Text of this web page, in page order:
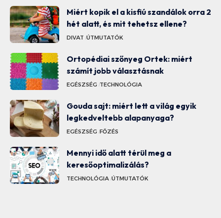
Miért kopik el a kisfiú szandálok orra 2
hét alatt, és mit tehetsz ellene?
DIVAT ÚTMUTATÓK
Ortopédiai szőnyeg Ortek: miért
számít jobb választásnak
EGÉSZSÉG TECHNOLÓGIA
Gouda sajt: miért lett a világ egyik
legkedveltebb alapanyaga?
EGÉSZSÉG FŐZÉS
Mennyi idő alatt térül meg a
keresőoptimalizálás?
TECHNOLÓGIA ÚTMUTATÓK